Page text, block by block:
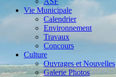
Vie Municipale
Calendrier
Environnement
Travaux
Concours
Culture
Ouvrages et Nouvelles
Galerie Photos